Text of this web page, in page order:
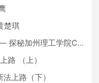
楚琪
工学院Caltech博士生活 [上集]
路 （上）
上路（下）